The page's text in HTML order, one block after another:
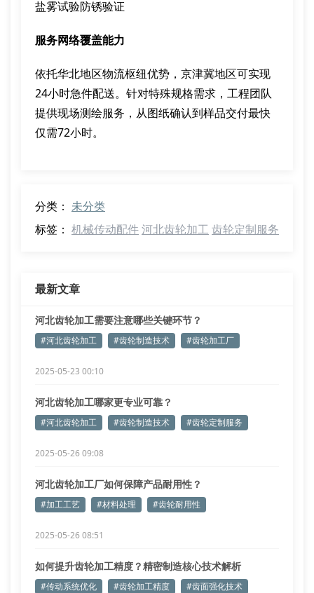
盐雾试验防锈验证
服务网络覆盖能力
依托华北地区物流枢纽优势，京津冀地区可实现
24小时急件配送。针对特殊规格需求，工程团队
提供现场测绘服务，从图纸确认到样品交付最快
仅需72小时。
分类： 未分类
标签： 机械传动配件河北齿轮加工 齿轮定制服务
最新文章
河北齿轮加工需要注意哪些关键环节？
#河北齿轮加工 #齿轮制造技术 #齿轮加工厂
2025-05-23 00:10
河北齿轮加工哪家更专业可靠？
#河北齿轮加工 #齿轮制造技术 #齿轮定制服务
2025-05-26 09:08
河北齿轮加工厂如何保障产品耐用性？
#加工工艺 #材料处理 #齿轮耐用性
2025-05-26 08:51
如何提升齿轮加工精度？精密制造核心技术解析
#传动系统优化 #齿轮加工精度 #齿面强化技术